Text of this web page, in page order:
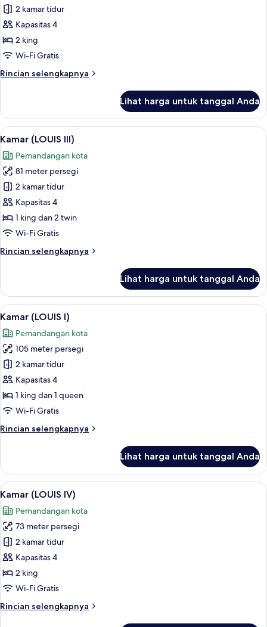
Kamar
(LOUIS
II)
2 kamar tidur
Kapasitas 4
2 king
Wi-Fi Gratis
Rincian selengkapnya
Rincian
Kamar
(LOUIS
II)
Lihat harga untuk tanggal Anda
Lihat
semua
foto
untuk
Kamar
(LOUIS
III)
Kamar (LOUIS III) | Area keluarga |
7
Kamar (LOUIS III)
Pemandangan kota
81 meter persegi
2 kamar tidur
Kapasitas 4
1 king dan 2 twin
Wi-Fi Gratis
Rincian selengkapnya
Rincian
Kamar
(LOUIS
III)
Lihat harga untuk tanggal Anda
Lihat
semua
foto
untuk
Kamar
(LOUIS
I)
Smart TV 55-inci dengan saluran TV
7
Kamar (LOUIS I)
Pemandangan kota
105 meter persegi
2 kamar tidur
Kapasitas 4
1 king dan 1 queen
Wi-Fi Gratis
Rincian selengkapnya
Rincian
Kamar
(LOUIS
I)
Lihat harga untuk tanggal Anda
Lihat
semua
foto
untuk
Kamar
(LOUIS
IV)
Kamar (LOUIS IV) | Area keluarga |
8
Kamar (LOUIS IV)
Pemandangan kota
73 meter persegi
2 kamar tidur
Kapasitas 4
2 king
Wi-Fi Gratis
Rincian selengkapnya
Rincian